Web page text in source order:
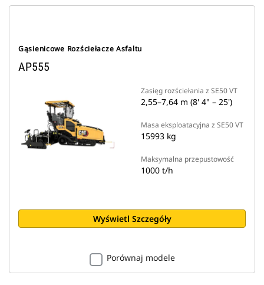
Gąsienicowe Rozściełacze Asfaltu
AP555
Zasięg rozściełania z SE50 VT
2,55–7,64 m (8' 4" – 25')
Masa eksploatacyjna z SE50 VT
15993 kg
Maksymalna przepustowość
1000 t/h
Wyświetl Szczegóły
Porównaj modele